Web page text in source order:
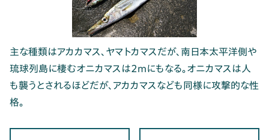
主な種類はアカカマス、ヤマトカマスだが、南日本太平洋側や
琉球列島に棲むオニカマスは2mにもなる。オニカマスは人
も襲うとされるほどだが、アカカマスなども同様に攻撃的な性
格。